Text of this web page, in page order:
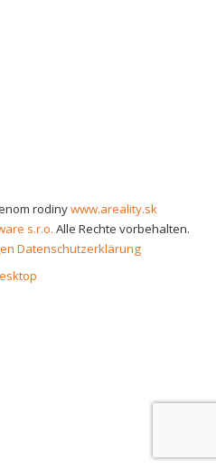
rodinywww.areality.sk
s.r.o. Alle Rechte vorbehalten.
Datenschutzerklärung